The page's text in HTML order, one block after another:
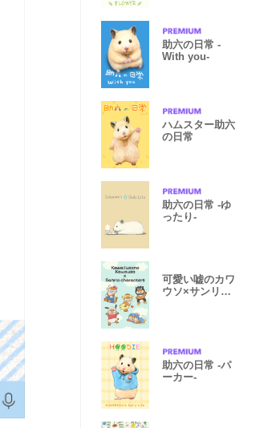
助六の日常 -
With you-
ハムスター助六
の日常
助六の日常 -ゆ
ったり-
可愛い嘘のカワ
ウソ×サンリオ
助六の日常 -パ
ーカー-